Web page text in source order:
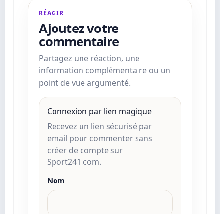
RÉAGIR
Ajoutez votre
commentaire
Partagez une réaction, une
information complémentaire ou un
point de vue argumenté.
Connexion par lien magique
Recevez un lien sécurisé par
email pour commenter sans
créer de compte sur
Sport241.com.
Nom